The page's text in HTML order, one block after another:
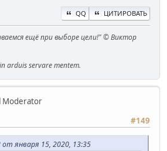
QQ ЦИТИРОВАТЬ
ещё при выборе цели!" © Виктор
arduis servare mentem.
Moderator
#149
января 15, 2020, 13:35